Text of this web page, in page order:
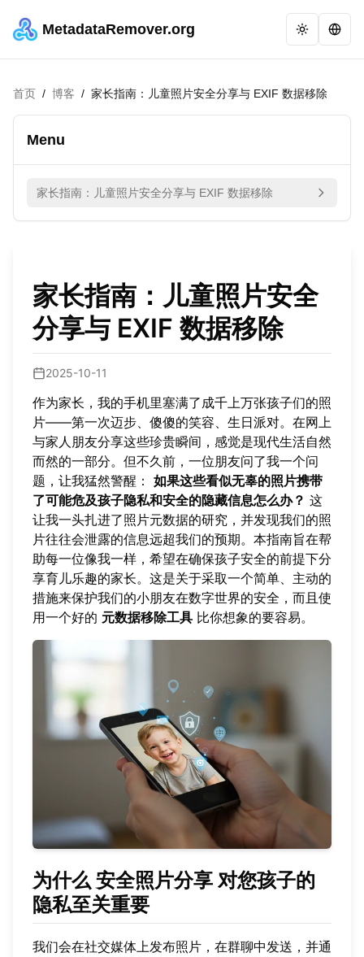
MetadataRemover.org
首页 / 博客 / 家长指南：儿童照片安全分享与 EXIF 数据移除
Menu
家长指南：儿童照片安全分享与 EXIF 数据移除
家长指南：儿童照片安全
分享与 EXIF 数据移除
2025-10-11
作为家长，我的手机里塞满了成千上万张孩子们的照
片——第一次迈步、傻傻的笑容、生日派对。在网上
与家人朋友分享这些珍贵瞬间，感觉是现代生活自然
而然的一部分。但不久前，一位朋友问了我一个问
题，让我猛然警醒： 如果这些看似无辜的照片携带
了可能危及孩子隐私和安全的隐藏信息怎么办？ 这
让我一头扎进了照片元数据的研究，并发现我们的照
片往往会泄露的信息远超我们的预期。本指南旨在帮
助每一位像我一样，希望在确保孩子安全的前提下分
享育儿乐趣的家长。这是关于采取一个简单、主动的
措施来保护我们的小朋友在数字世界的安全，而且使
用一个好的 元数据移除工具 比你想象的要容易。
为什么 安全照片分享 对您孩子的
隐私至关重要
我们会在社交媒体上发布照片，在群聊中发送，并通